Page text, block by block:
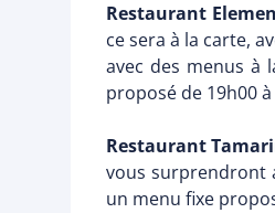
Restaurant
ce sera à la carte,
avec des menus à
proposé de 19h00 à
Restaurant
vous surprendront
un menu fixe